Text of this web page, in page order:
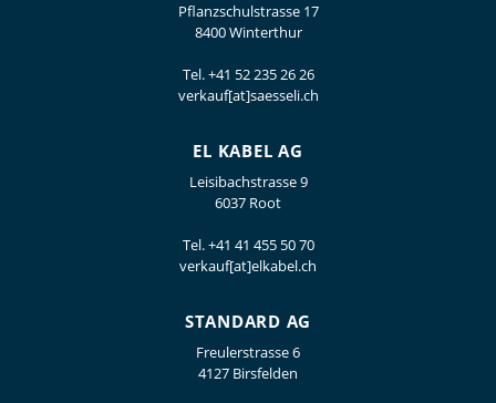
Pflanzschulstrasse 17
8400 Winterthur
Tel.+41 52 235 26 26
verkauf[at]saesseli.ch
EL KABEL AG
Leisibachstrasse 9
6037 Root
Tel.+41 41 455 50 70
verkauf[at]elkabel.ch
STANDARD AG
Freulerstrasse 6
4127 Birsfelden